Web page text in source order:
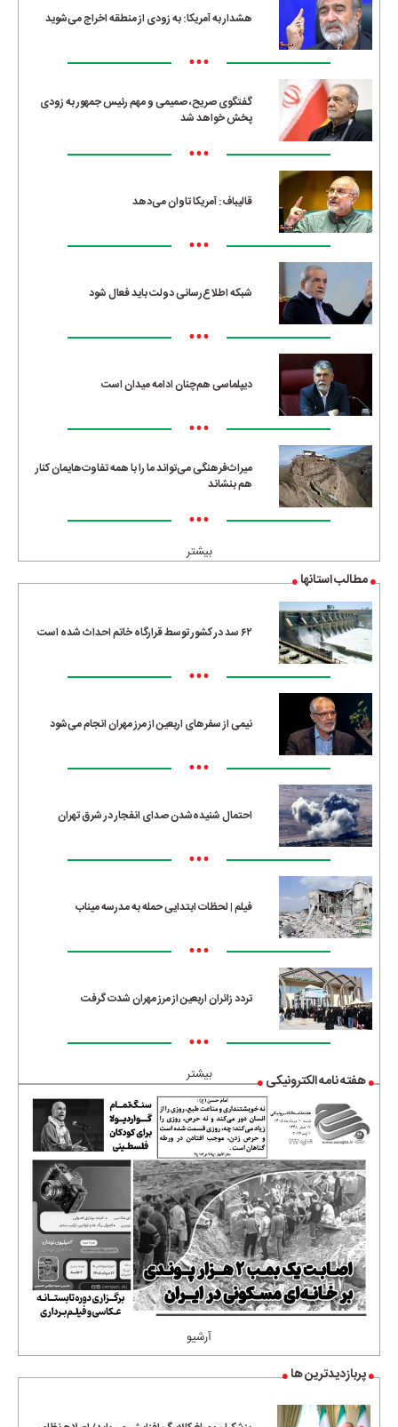
هشدار به آمریکا: به زودی از منطقه اخراج می‌شوید
•••
گفتگوی صریح، صمیمی و مهم رئیس جمهور به زودی
پخش خواهد شد
•••
قالیباف: آمریکا تاوان می‌دهد
•••
شبکه اطلاع‌رسانی دولت باید فعال شود
•••
دیپلماسی هم‌چنان ادامه میدان است
•••
میراث‌فرهنگی می‌تواند ما را با همه تفاوت‌هایمان کنار
هم بنشاند
•••
بیشتر
مطالب استانها
۶۲ سد در کشور توسط قرارگاه خاتم احداث شده است
•••
نیمی از سفرهای اربعین از مرز مهران انجام می‌شود
•••
احتمال شنیده‌شدن صدای انفجار در شرق تهران
•••
فیلم | لحظات ابتدایی حمله به مدرسه میناب
•••
تردد زائران اربعین از مرز مهران شدت گرفت
•••
بیشتر هفته نامه الکترونیکی
آرشیو
پربازدیدترین ها